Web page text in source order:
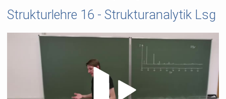
Strukturlehre 16 - Strukturanalytik Lsg